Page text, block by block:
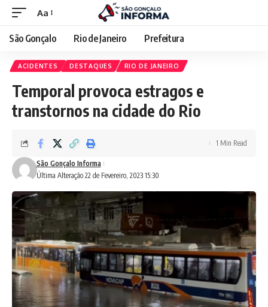
Aa
São Gonçalo Rio de Janeiro Prefeitura
ACIDENTES DESTAQUES RIO DE JANEIRO
Temporal provoca estragos e
transtornos na cidade do Rio
Última Alteração 22 de Fevereiro, 2023 15:30
São Gonçalo Informa
1 Min Read